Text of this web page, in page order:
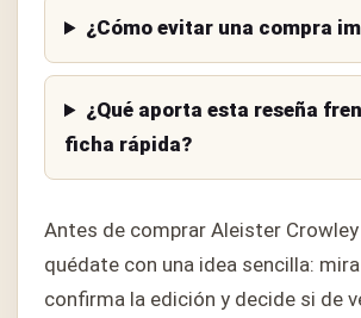
¿Cómo evitar una compra
¿Qué aporta esta reseña
ficha rápida?
Antes de comprar Aleister
quédate con una idea sencilla:
confirma la edición y decide si de